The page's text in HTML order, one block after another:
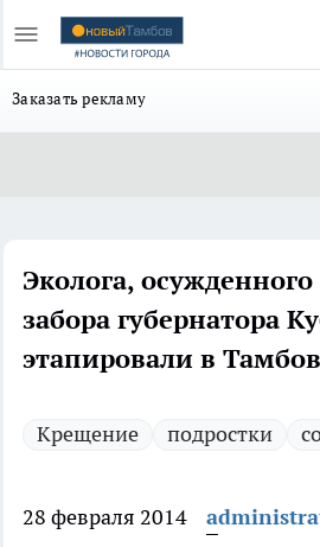
Заказать рекламу
Эколога, осужденного
забора губернатора
этапировали в Тамбов
Крещение подростки
28 февраля 2014